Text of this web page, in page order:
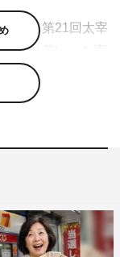
て、第21回太宰
より若い」を実
る主人公・ホリ
した折に「暴